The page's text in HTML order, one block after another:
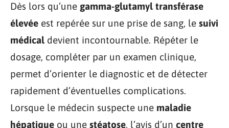
Dès lors qu’une gamma-glutamyl transférase
élevée est repérée sur une prise de sang, le suivi
médical devient incontournable. Répéter le
dosage, compléter par un examen clinique,
permet d’orienter le diagnostic et de détecter
rapidement d’éventuelles complications.
Lorsque le médecin suspecte une maladie
hépatique ou une stéatose, l’avis d’un centre